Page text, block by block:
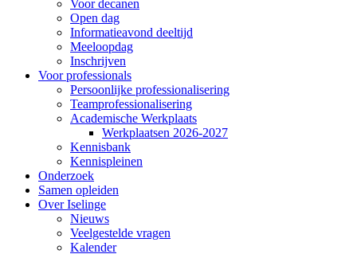
Voor decanen
Open dag
Informatieavond deeltijd
Meeloopdag
Inschrijven
Voor professionals
Persoonlijke professionalisering
Teamprofessionalisering
Academische Werkplaats
Werkplaatsen 2026-2027
Kennisbank
Kennispleinen
Onderzoek
Samen opleiden
Over Iselinge
Nieuws
Veelgestelde vragen
Kalender